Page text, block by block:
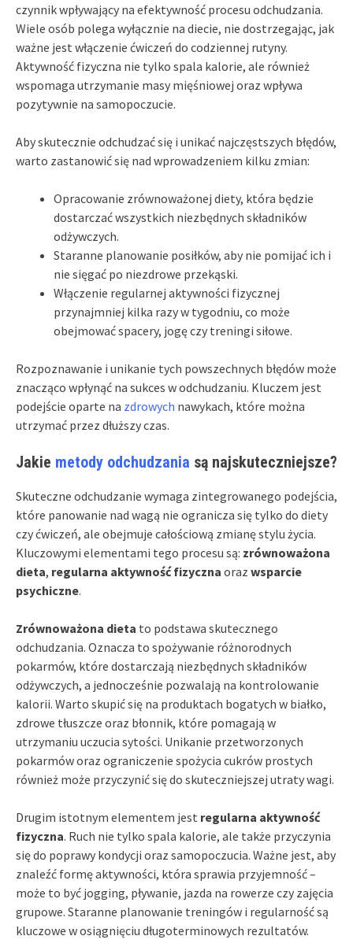
czynnik wpływający na efektywność procesu odchudzania.
Wiele osób polega wyłącznie na diecie, nie dostrzegając, jak
ważne jest włączenie ćwiczeń do codziennej rutyny.
Aktywność fizyczna nie tylko spala kalorie, ale również
wspomaga utrzymanie masy mięśniowej oraz wpływa
pozytywnie na samopoczucie.
Aby skutecznie odchudzać się i unikać najczęstszych błędów,
warto zastanowić się nad wprowadzeniem kilku zmian:
Opracowanie zrównoważonej diety, która będzie
dostarczać wszystkich niezbędnych składników
odżywczych.
Staranne planowanie posiłków, aby nie pomijać ich i
nie sięgać po niezdrowe przekąski.
Włączenie regularnej aktywności fizycznej
przynajmniej kilka razy w tygodniu, co może
obejmować spacery, jogę czy treningi siłowe.
Rozpoznawanie i unikanie tych powszechnych błędów może
znacząco wpłynąć na sukces w odchudzaniu. Kluczem jest
podejście oparte na zdrowych nawykach, które można
utrzymać przez dłuższy czas.
Jakie metody odchudzania są najskuteczniejsze?
Skuteczne odchudzanie wymaga zintegrowanego podejścia,
które panowanie nad wagą nie ogranicza się tylko do diety
czy ćwiczeń, ale obejmuje całościową zmianę stylu życia.
Kluczowymi elementami tego procesu są: zrównoważona
dieta, regularna aktywność fizyczna oraz wsparcie
psychiczne.
Zrównoważona dieta to podstawa skutecznego
odchudzania. Oznacza to spożywanie różnorodnych
pokarmów, które dostarczają niezbędnych składników
odżywczych, a jednocześnie pozwalają na kontrolowanie
kalorii. Warto skupić się na produktach bogatych w białko,
zdrowe tłuszcze oraz błonnik, które pomagają w
utrzymaniu uczucia sytości. Unikanie przetworzonych
pokarmów oraz ograniczenie spożycia cukrów prostych
również może przyczynić się do skuteczniejszej utraty wagi.
Drugim istotnym elementem jest regularna aktywność
fizyczna. Ruch nie tylko spala kalorie, ale także przyczynia
się do poprawy kondycji oraz samopoczucia. Ważne jest, aby
znaleźć formę aktywności, która sprawia przyjemność –
może to być jogging, pływanie, jazda na rowerze czy zajęcia
grupowe. Staranne planowanie treningów i regularność są
kluczowe w osiągnięciu długoterminowych rezultatów.